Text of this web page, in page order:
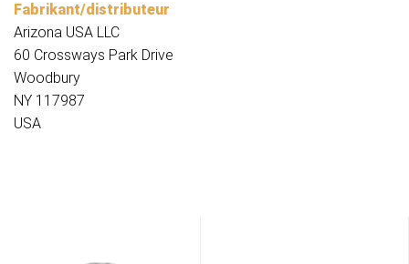
Fabrikant/distributeur
Arizona USA LLC
60 Crossways Park Drive
Woodbury
NY 117987
USA